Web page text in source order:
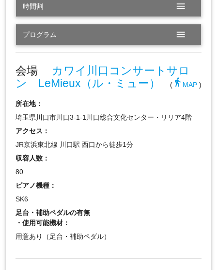
時間割 menu
プログラム menu
会場
カワイ川口コンサートサロ
ン LeMieux（ル・ミュー）
(directions_walk MAP)
所在地：
埼玉県川口市川口3-1-1川口総合文化センター・リリア4階
アクセス：
JR京浜東北線 川口駅 西口から徒歩1分
収容人数：
80
ピアノ機種：
SK6
足台・補助ペダルの有無
・使用可能機材：
用意あり（足台・補助ペダル）